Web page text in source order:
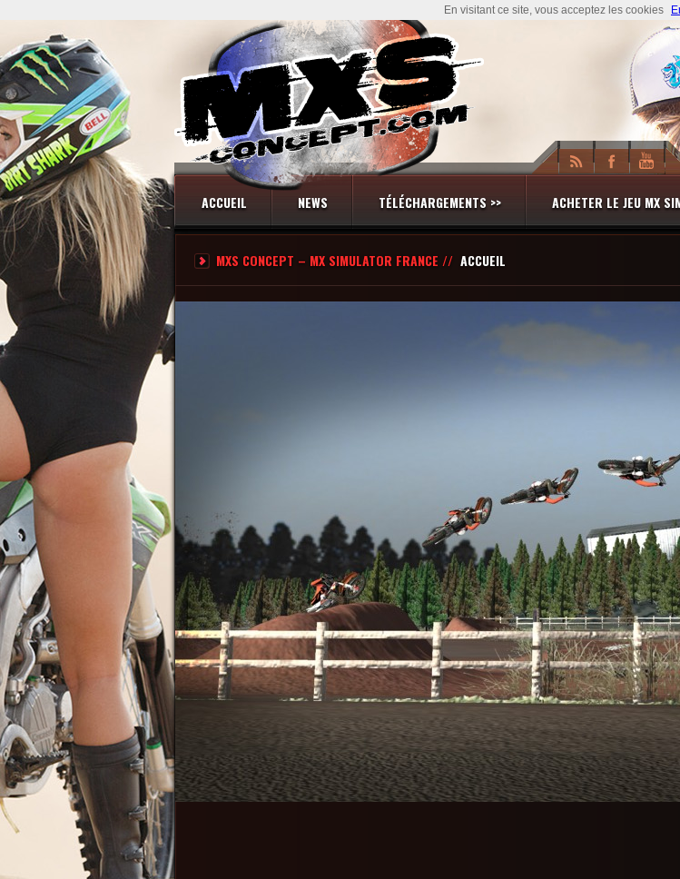
ACCUEIL NEWS TÉLÉCHARGEMENTS >> ACHETER LE JEU MX
CONTACT
MXS CONCEPT – MX SIMULATOR FRANCE // ACCUEIL
En visitant ce site, vous acceptez les cookies